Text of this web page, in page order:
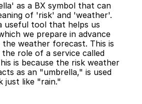
as a BX symbol that can
of 'risk' and 'weather'.
useful tool that helps us
we prepare in advance
weather forecast. This is
role of a service called
is because the risk weather
as an "umbrella," is used
just like "rain."